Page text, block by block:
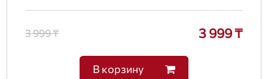
3 999 ₸ 3 999 ₸
В корзину